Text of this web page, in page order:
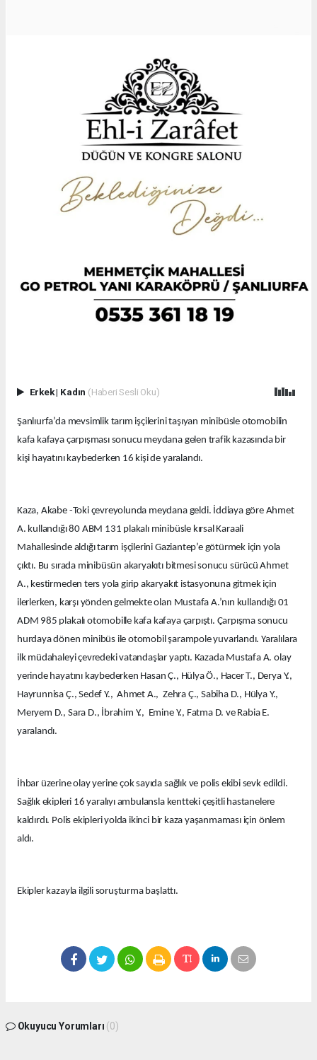
Erkek| Kadın (Haberi Sesli Oku)
Şanlıurfa’da mevsimlik tarım işçilerini taşıyan minibüsle otomobilin
kafa kafaya çarpışması sonucu meydana gelen trafik kazasında bir
kişi hayatını kaybederken 16 kişi de yaralandı.
Kaza, Akabe -Toki çevreyolunda meydana geldi. İddiaya göre Ahmet
A. kullandığı 80 ABM 131 plakalı minibüsle kırsal Karaali
Mahallesinde aldığı tarım işçilerini Gaziantep’e götürmek için yola
çıktı. Bu sırada minibüsün akaryakıtı bitmesi sonucu sürücü Ahmet
A., kestirmeden ters yola girip akaryakıt istasyonuna gitmek için
ilerlerken, karşı yönden gelmekte olan Mustafa A.’nın kullandığı 01
ADM 985 plakalı otomobille kafa kafaya çarpıştı. Çarpışma sonucu
hurdaya dönen minibüs ile otomobil şarampole yuvarlandı. Yaralılara
ilk müdahaleyi çevredeki vatandaşlar yaptı. Kazada Mustafa A. olay
yerinde hayatını kaybederken Hasan Ç., Hülya Ö., Hacer T., Derya Y.,
Hayrunnisa Ç., Sedef Y., Ahmet A., Zehra Ç., Sabiha D., Hülya Y.,
Meryem D., Sara D., İbrahim Y., Emine Y., Fatma D. ve Rabia E.
yaralandı.
İhbar üzerine olay yerine çok sayıda sağlık ve polis ekibi sevk edildi.
Sağlık ekipleri 16 yaralıyı ambulansla kentteki çeşitli hastanelere
kaldırdı. Polis ekipleri yolda ikinci bir kaza yaşanmaması için önlem
aldı.
Ekipler kazayla ilgili soruşturma başlattı.
Okuyucu Yorumları (0)